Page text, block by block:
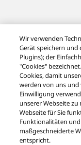
Facebook X
Nutzungsbedingungen
Cookie-Richtlinie
FAQ des Technics
Barrierefreiheit
Copyright ©
Wir verwenden
Gerät speichern und
Plugins); der
"Cookies"
Cookies, damit
werden von uns
Einwilligung
unserer Webseite zu
Webseite für Sie
Funktionalitäten
maßgeschneiderte
entspricht.